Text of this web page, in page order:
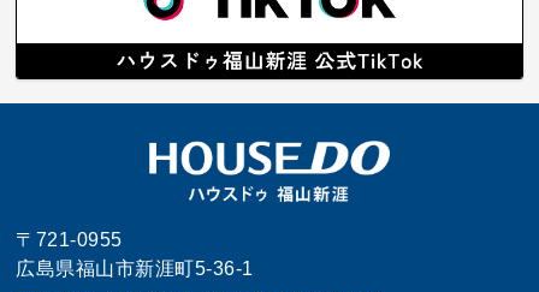
〒721-0955
広島県福山市新涯町5-36-1